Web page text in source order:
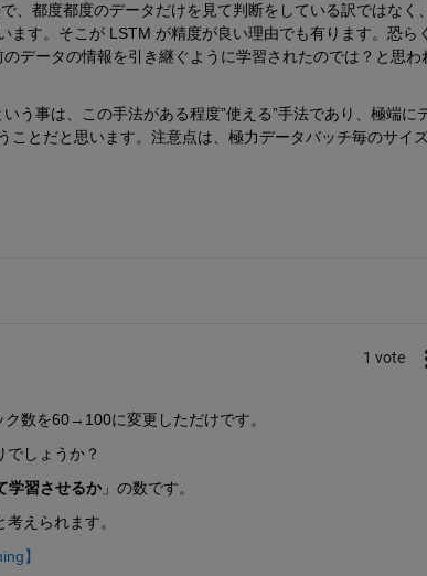
、都度都度のデータだけを見て判断をしている訳ではなく
ます。そこが LSTM が精度が良い理由でも有ります。恐ら
データの情報を引き継ぐように学習されたのでは？と思わ
う事は、この手法がある程度”使える”手法であり、極端に
ことだと思います。注意点は、極力データバッチ毎のサイ
1 vote
数を60→100に変更しただけです。
でしょうか？
学習させるか」の数です。
考えられます。
】